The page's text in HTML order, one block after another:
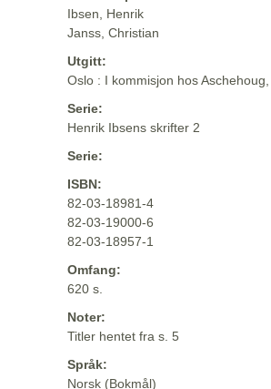
Ibsen, Henrik
Janss, Christian
Utgitt:
Oslo : I kommisjon hos
Serie:
Henrik Ibsens skrifter 2
Serie:
ISBN:
82-03-18981-4
82-03-19000-6
82-03-18957-1
Omfang:
620 s.
Noter:
Titler hentet fra s. 5
Språk:
Norsk (Bokmål)